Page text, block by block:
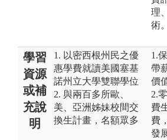
理
術。
學習
資源
或補
充說
明
1. 以密西根州民之優
惠學費就讀美國塞基
諾州立大學雙聯學位
2. 與兩百多所歐、
美、亞洲姊妹校間交
換生計畫，名額眾多
1.
帶
價
2.
費
費
發